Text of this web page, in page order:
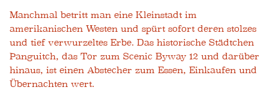
Manchmal betritt man eine Kleinstadt im
amerikanischen Westen und spürt sofort deren stolzes
und tief verwurzeltes Erbe. Das historische Städtchen
Panguitch, das Tor zum Scenic Byway 12 und darüber
hinaus, ist einen Abstecher zum Essen, Einkaufen und
Übernachten wert.